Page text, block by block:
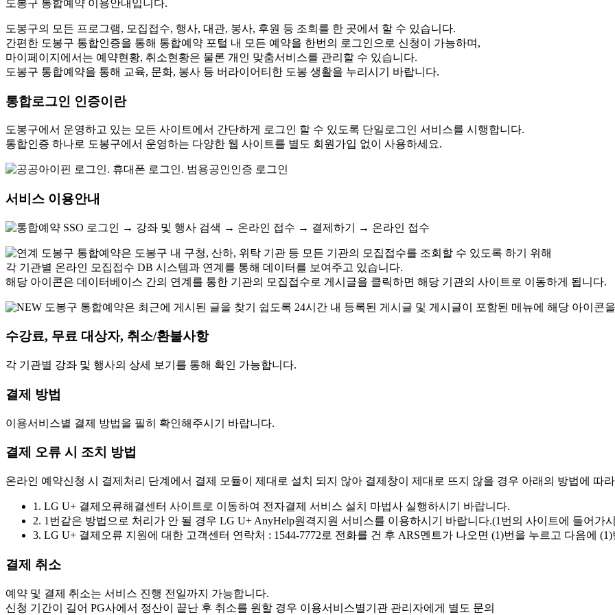
도봉구 통합예약 이용안내입니다.
도봉구의 모든 프로그램, 모집접수, 행사, 대관, 봉사, 후원 등 조회를 한 곳에서 할 수 있습니다.
간편한 도봉구 통합인증을 통해 통합예약 포털 내 모든 예약을 한번의 로그인으로 신청이 가능하며,
마이페이지에서는 예약현황, 취소현황은 물론 개인 맞춤서비스를 관리할 수 있습니다.
도봉구 통합예약을 통해 교육, 문화, 봉사 등 버라이어티한 도봉 생활을 누리시기 바랍니다.
통합로그인 인증이란
도봉구에서 운영하고 있는 모든 사이트에서 간단하게 로그인 할 수 있도록 단일로그인 서비스를 시행합니다.
통합인증 하나로 도봉구에서 운영하는 다양한 웹 사이트를 별도 회원가입 없이 사용하세요.
서비스 이용안내
도봉구 통합예약은 도봉구 내 구청, 산하, 위탁 기관 등 모든 기관의 모집접수를 조회할 수 있도록 하기 위해
각 기관별 온라인 모집접수 DB 시스템과 연계를 통해 데이터를 보여주고 있습니다.
해당 아이콘은 데이터베이스 간의 연계를 통한 기관의 모집접수로 게시글을 클릭하면 해당 기관의 사이트로 이동하게 됩니다.
도봉구 통합예약은 최근에 게시된 글을 찾기 쉽도록 24시간 내 등록된 게시글 및 게시글이 포함된 메뉴에 해당 아이콘
수강료, 무료 대상자, 취소/환불사항
각 기관별 강좌 및 행사의 상세 보기를 통해 확인 가능합니다.
결제 방법
이용서비스별 결제 방법을 필히 확인해주시기 바랍니다.
결제 오류 시 조치 방법
온라인 예약신청 시 결제처리 단계에서 결제 모듈이 제대로 설치 되지 않아 결제창이 제대로 뜨지 않을 경우 아래의 방법에 따
1. LG U+ 결제오류해결센터 사이트로 이동하여 전자결제 서비스 설치 마법사 실행하시기 바랍니다.
2. 1번같은 방법으로 처리가 안 될 경우 LG U+ AnyHelp원격지원 서비스를 이용하시기 바랍니다.(1번의 사이트에 들어가
3. LG U+ 결제오류 지원에 대한 고객센터 연락처 : 1544-7772로 전화를 건 후 ARS멘트가 나오면 (1)번을 누르고 다음에
결제 취소
예약 및 결제 취소는 서비스 진행 전일까지 가능합니다.
신청 기간이 길어 PG사에서 정산이 끝난 후 취소를 원할 경우 이용서비스별기관 관리자에게 별도 문의